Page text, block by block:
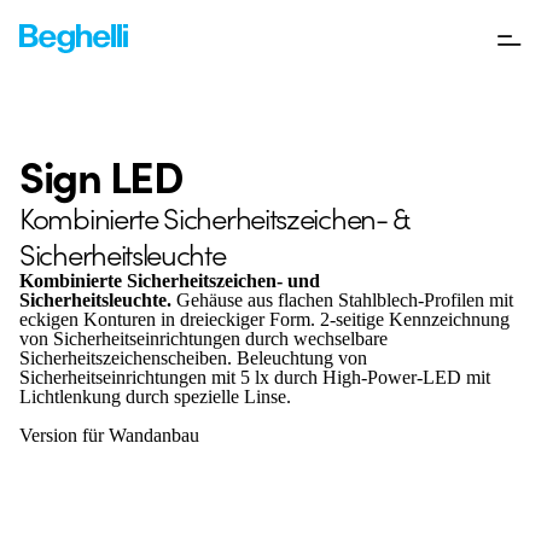
Sign LED
Kombinierte Sicherheitszeichen- &
Sicherheitsleuchte
Kombinierte Sicherheitszeichen- und
Sicherheitsleuchte. Gehäuse aus flachen Stahlblech-Profilen mit
eckigen Konturen in dreieckiger Form. 2-seitige Kennzeichnung
von Sicherheitseinrichtungen durch wechselbare
Sicherheitszeichenscheiben. Beleuchtung von
Sicherheitseinrichtungen mit 5 lx durch High-Power-LED mit
Lichtlenkung durch spezielle Linse.
Version für Wandanbau